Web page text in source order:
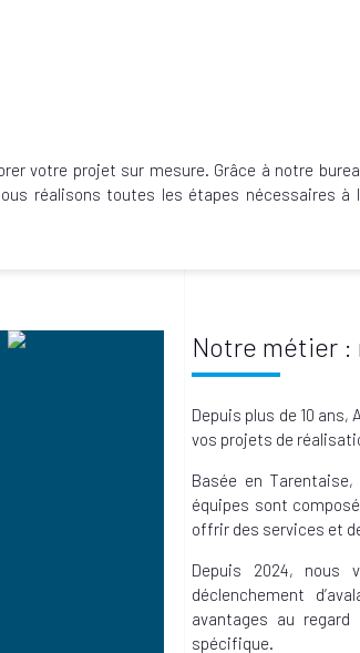
votre projet sur mesure. Grâce à notre
réalisons toutes les étapes nécessaires à
Notre métier :
Depuis plus de 10 ans,
vos projets de
Basée en
équipes sont
offrir des services et
Depuis 2024, nous
déclenchement
avantages au
spécifique.